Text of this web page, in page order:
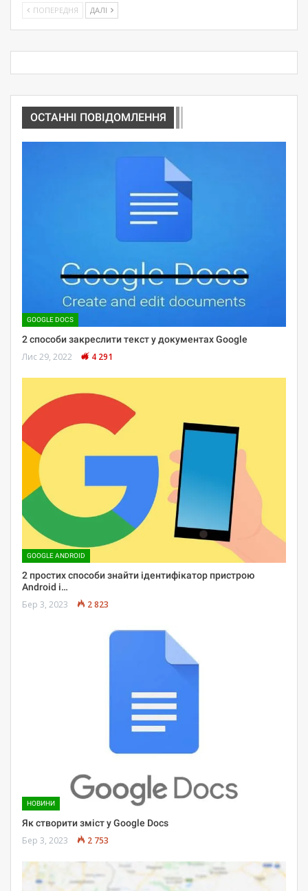
ПОПЕРЕДНЯ ДАЛІ
ОСТАННІ ПОВІДОМЛЕННЯ
GOOGLE DOCS
2 способи закреслити текст у документах Google
Лис 29, 2022 4 291
GOOGLE ANDROID
2 простих способи знайти ідентифікатор пристрою
Android і…
Бер 3, 2023 2 823
НОВИНИ
Як створити зміст у Google Docs
Бер 3, 2023 2 753